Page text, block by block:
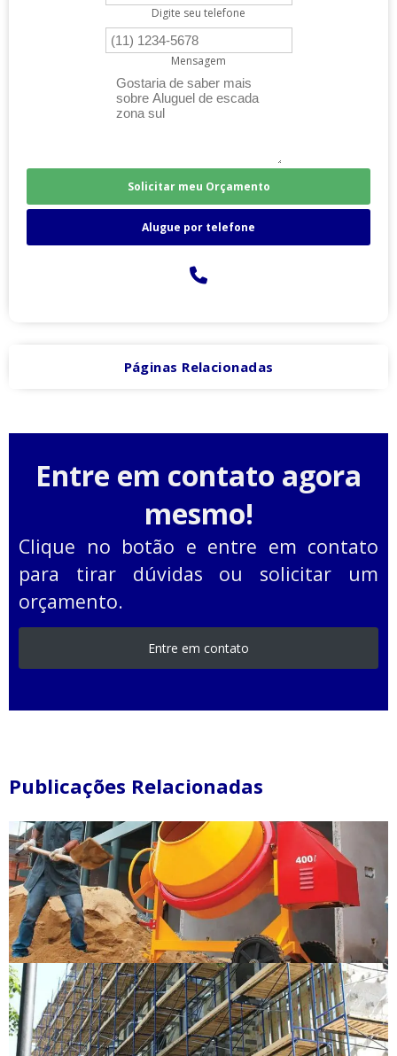
Digite seu telefone
Mensagem
Solicitar meu Orçamento
Alugue por telefone
Páginas Relacionadas
Entre em contato agora
mesmo!
Clique no botão e entre em contato
para tirar dúvidas ou solicitar um
orçamento.
Entre em contato
Publicações Relacionadas